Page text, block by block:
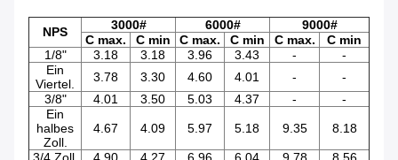
NPS 3000# 6000#
9000#
C max.
C min C max. C min C max.
C min
1/8"
3.18 3.18 3.96 3.43 -
-
Ein
Viertel.
3.78 3.30 4.60 4.01 -
-
3/8"
4.01 3.50 5.03 4.37 -
-
Ein
halbes
Zoll.
4.67 4.09 5.97 5.18 9.35 8.18